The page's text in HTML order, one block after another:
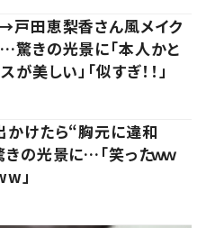
戸田恵梨香さん風メイク
きの光景に「本人かと
が美しい」「似すぎ！！」
かけたら“胸元に違和
の光景に…「笑ったｗｗ
」